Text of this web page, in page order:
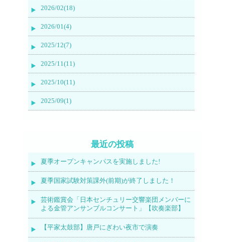
2026/02(18)
2026/01(4)
2025/12(7)
2025/11(11)
2025/10(11)
2025/09(1)
最近の投稿
夏季オープンキャンパスを実施しました!
夏季国家試験対策課外(前期)が終了しました！
芸術鑑賞会「日本センチュリー交響楽団メンバーに
よる金管アンサンブルコンサート」【吹奏楽部】
【平家太鼓部】唐戸にぎわい夜市で演奏